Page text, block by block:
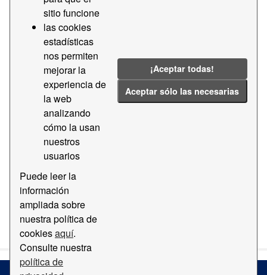
sitio funcione
las cookies
estadísticas
nos permiten
mejorar la
experiencia de
la web
analizando
cómo la usan
nuestros
usuarios
Puede leer la
información
ampliada sobre
nuestra política de
cookiesaquí.
Consulte nuestra
política de
¡Aceptar todas!
Aceptar sólo las necesarias
1 conjunto de datos encontrado
Licencias: CC BY-SA 4.0
2014
2012
Filtrar Resultados
Ortofotomapa
Mapa con ortofotomapa del Puerto de Barcelona
API(verAPI Docs ).